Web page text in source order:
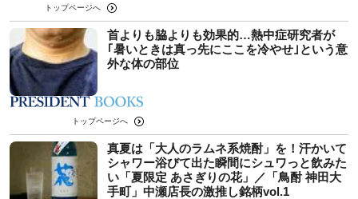
トップページへ
首よりも脇よりも効果的…熱中症研究者が
｢暑いときは真っ先にここを冷やせ｣という意
外な体の部位
トップページへ
真夏は「大人のラムネ系焼酎」を！汗かいて
シャワー浴びて出た瞬間にシュワっと飲みた
い「夏限定 あさぎりの花」／「鳥酎 神田大
手町」中瀬店長の激推し銘柄vol.1